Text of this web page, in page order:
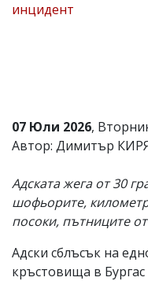
Коментарите
редакцията
не
за
тях!
откриете
за
вас
инцидент
07 Юли 2026,
Автор: Димитър
Адската жега от 30
шофьорите,
посоки, пътниците
Адски сблъсък на
кръстовища в